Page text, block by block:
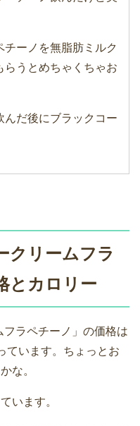
チーノを無脂肪ミルク
らうとめちゃくちゃお
んだ後にブラックコー
クリームフラ
とカロリー
ラペチーノ」の価格は
ています。ちょっとお
な。
います。